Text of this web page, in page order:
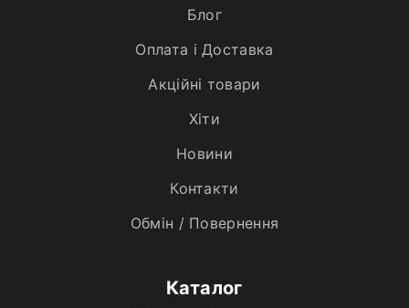
Блог
Оплата і Доставка
Акційні товари
Хiти
Новини
Контакти
Обмін / Повернення
Каталог